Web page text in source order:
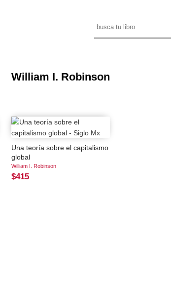
William I. Robinson
Una teoría sobre el capitalismo
global
William I. Robinson
$415